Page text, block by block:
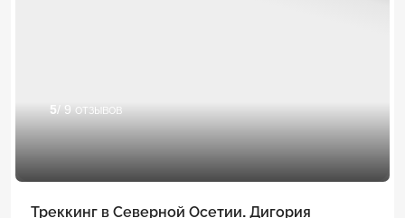
5/ 9 отзывов
Треккинг в Северной Осетии. Дигория